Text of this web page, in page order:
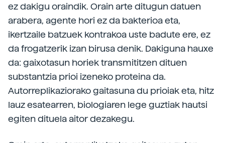
ez dakigu oraindik. Orain arte ditugun datuen
arabera, agente hori ez da bakterioa eta,
ikertzaile batzuek kontrakoa uste badute ere, ez
da frogatzerik izan birusa denik. Dakiguna hauxe
da: gaixotasun horiek transmititzen dituen
substantzia prioi izeneko proteina da.
Autorreplikaziorako gaitasuna du prioiak eta, hitz
lauz esatearren, biologiaren lege guztiak hautsi
egiten dituela aitor dezakegu.